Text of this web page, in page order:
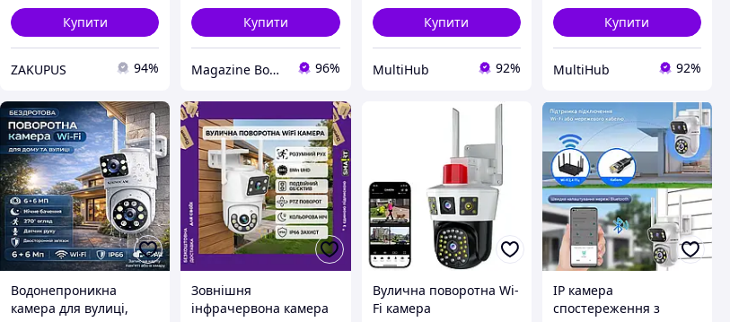
Купити
ZAKUPUS 94%
Купити
Magazine Bonya 96%
Купити
MultiHub 92%
Купити
MultiHub 92%
Водонепроникна
камера для вулиці,
Зовнішня
інфрачервона камера
Вулична поворотна Wi-
Fi камера
IP камера
спостереження з